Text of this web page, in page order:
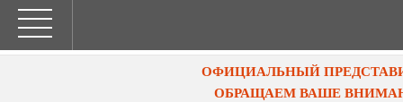
ОФИЦИАЛЬНЫЙ
ОБРАЩАЕМ ВАШЕ